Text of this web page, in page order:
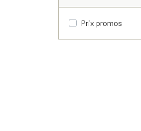
Prix promos